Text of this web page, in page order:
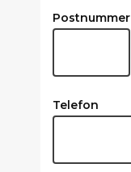
Postnummer
Telefon